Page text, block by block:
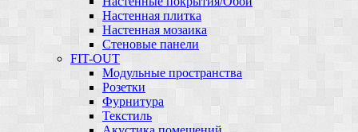
Настенная плитка
Настенная мозаика
Стеновые панели
FIT-OUT
Модульные пространства
Розетки
Фурнитура
Текстиль